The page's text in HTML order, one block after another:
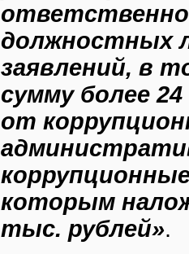
должностных
заявлений, в
сумму более
от
которым
тыс. рублей».